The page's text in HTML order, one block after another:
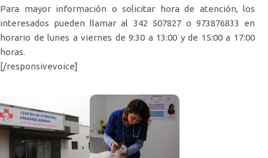
Para mayor información o solicitar hora de atención, los
interesados pueden llamar al 342 507827 o 973876833 en
horario de lunes a viernes de 9:30 a 13:00 y de 15:00 a 17:00
horas.
[/responsivevoice]